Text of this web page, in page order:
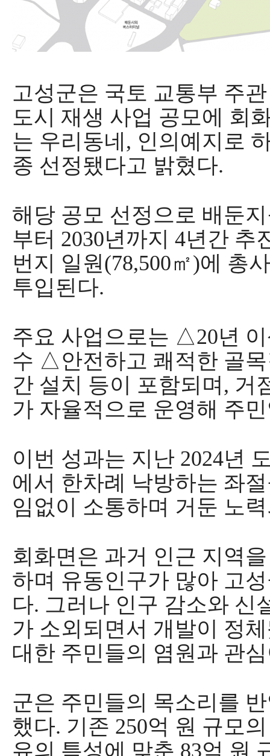
고성군은 국토 교통부 주
도시 재생 사업 공모에 회
는 우리동네 , 인의예지로
종 선정됐다고 밝혔다.
해당 공모 선정으로 배둔
부터 2030년까지 4년간 추
번지 일원(78,500㎡)에 총
투입된다.
주요 사업으로는 △20년
수 △안전하고 쾌적한 골
간 설치 등이 포함되며 , 거
가 자율적으로 운영해 주
이번 성과는 지난 2024년
에서 한차례 낙방하는 좌
임없이 소통하며 거둔 노
회화면은 과거 인근 지역
하며 유동인구가 많아 고
다. 그러나 인구 감소와 신
가 소외되면서 개발이 정
대한 주민들의 염원과 관
군은 주민들의 목소리를
했다. 기존 250억 원 규모
유의 특성에 맞춘 83억 원